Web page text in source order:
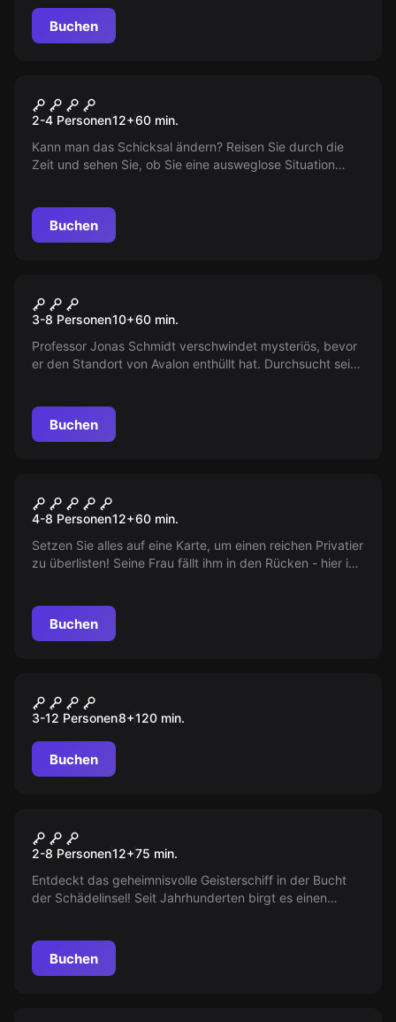
Buchen
Chernobyl
2-4 Personen12+60 min.
Kann man das Schicksal ändern? Reisen Sie durch die
Zeit und sehen Sie, ob Sie eine ausweglose Situation
Buchen
Die Suche nach Avalon
3-8 Personen10+60 min.
Professor Jonas Schmidt verschwindet mysteriös, bevor
er den Standort von Avalon enthüllt hat. Durchsucht sein
Buchen
Juwelenraub
4-8 Personen12+60 min.
Setzen Sie alles auf eine Karte, um einen reichen Privatier
zu überlisten! Seine Frau fällt ihm in den Rücken - hier ist
Buchen
Monster City
3-12 Personen8+120 min.
Buchen
Die 3 1/2 Flüche der
Schwarzen Witwe
2-8 Personen12+75 min.
Entdeckt das geheimnisvolle Geisterschiff in der Bucht
der Schädelinsel! Seit Jahrhunderten birgt es einen
dorthin ist voller unerwarteter Gefahren!
Buchen